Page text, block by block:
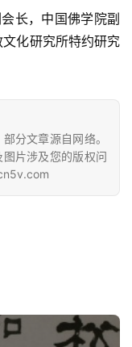
长，中国佛学院副
化研究所特约研究
分文章源自网络。
片涉及您的版权问